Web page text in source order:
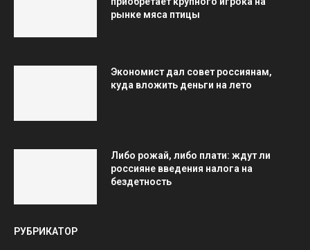
рынке мяса птицы
Экономист дал совет россиянам,
куда вложить деньги на лето
Либо рожай, либо плати: ждут ли
россияне введения налога на
бездетность
РУБРИКАТОР